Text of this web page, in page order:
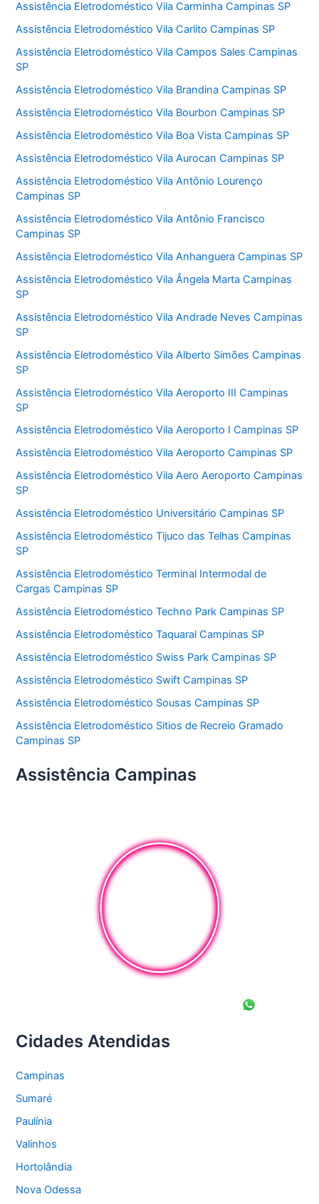
Assistência Eletrodoméstico Vila Carminha Campinas SP
Assistência Eletrodoméstico Vila Carlito Campinas SP
Assistência Eletrodoméstico Vila Campos Sales Campinas
SP
Assistência Eletrodoméstico Vila Brandina Campinas SP
Assistência Eletrodoméstico Vila Bourbon Campinas SP
Assistência Eletrodoméstico Vila Boa Vista Campinas SP
Assistência Eletrodoméstico Vila Aurocan Campinas SP
Assistência Eletrodoméstico Vila Antônio Lourenço
Campinas SP
Assistência Eletrodoméstico Vila Antônio Francisco
Campinas SP
Assistência Eletrodoméstico Vila Anhanguera Campinas SP
Assistência Eletrodoméstico Vila Ângela Marta Campinas
SP
Assistência Eletrodoméstico Vila Andrade Neves Campinas
SP
Assistência Eletrodoméstico Vila Alberto Simões Campinas
SP
Assistência Eletrodoméstico Vila Aeroporto III Campinas
SP
Assistência Eletrodoméstico Vila Aeroporto I Campinas SP
Assistência Eletrodoméstico Vila Aeroporto Campinas SP
Assistência Eletrodoméstico Vila Aero Aeroporto Campinas
SP
Assistência Eletrodoméstico Universitário Campinas SP
Assistência Eletrodoméstico Tijuco das Telhas Campinas
SP
Assistência Eletrodoméstico Terminal Intermodal de
Cargas Campinas SP
Assistência Eletrodoméstico Techno Park Campinas SP
Assistência Eletrodoméstico Taquaral Campinas SP
Assistência Eletrodoméstico Swiss Park Campinas SP
Assistência Eletrodoméstico Swift Campinas SP
Assistência Eletrodoméstico Sousas Campinas SP
Assistência Eletrodoméstico Sitios de Recreio Gramado
Campinas SP
Assistência Campinas
Cidades Atendidas
Campinas
Sumaré
Paulínia
Valinhos
Hortolândia
Nova Odessa